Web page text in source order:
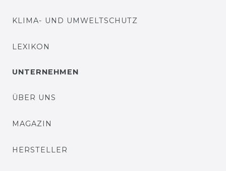
KLIMA- UND UMWELTSCHUTZ
LEXIKON
UNTERNEHMEN
ÜBER UNS
MAGAZIN
HERSTELLER